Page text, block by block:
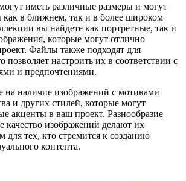
иметь различные размеры и могут
как в ближнем, так и в более широком
вы найдете как портретные, так и
которые могут отлично
Файлы также подходят для
позволяет настроить их в соответствии с
и предпочтениями.
на наличие изображений с мотивами
и других стилей, которые могут
акценты в ваш проект. Разнообразие
качество изображений делают их
тех, кто стремится к созданию
контента.